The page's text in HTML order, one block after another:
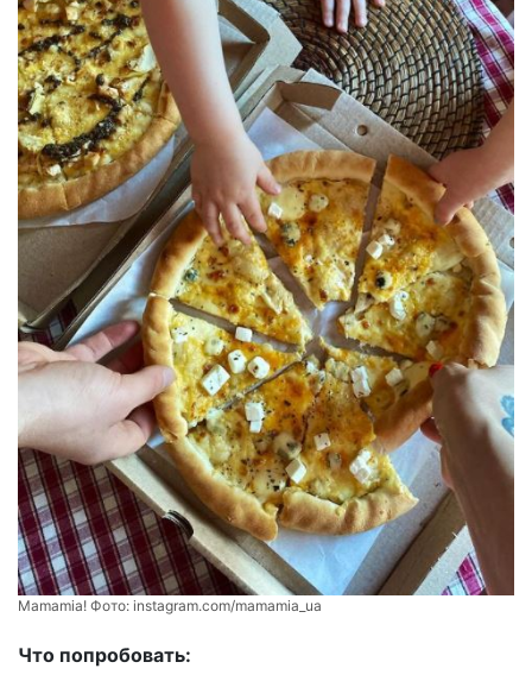
Mamamia! Фото: instagram.com/mamamia_ua
Что попробовать: